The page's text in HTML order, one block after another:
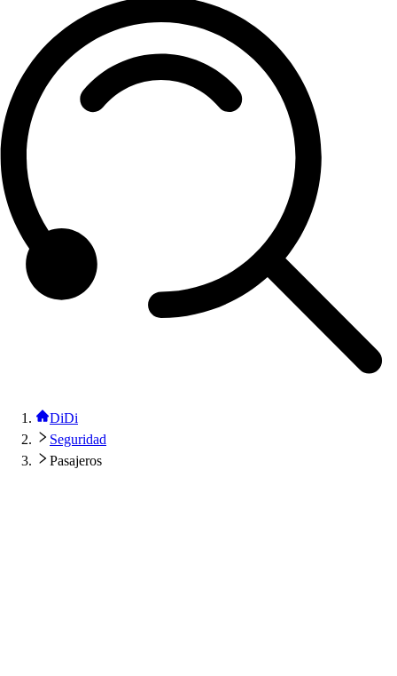
DiDi
Seguridad
Pasajeros